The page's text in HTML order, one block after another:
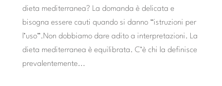
dieta mediterranea? La domanda è delicata e
bisogna essere cauti quando si danno “istruzioni per
l’uso”.Non dobbiamo dare adito a interpretazioni. La
dieta mediterranea è equilibrata. C’è chi la definisce
prevalentemente...